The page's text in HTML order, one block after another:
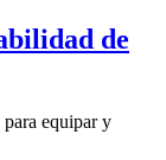
de
para equipar y